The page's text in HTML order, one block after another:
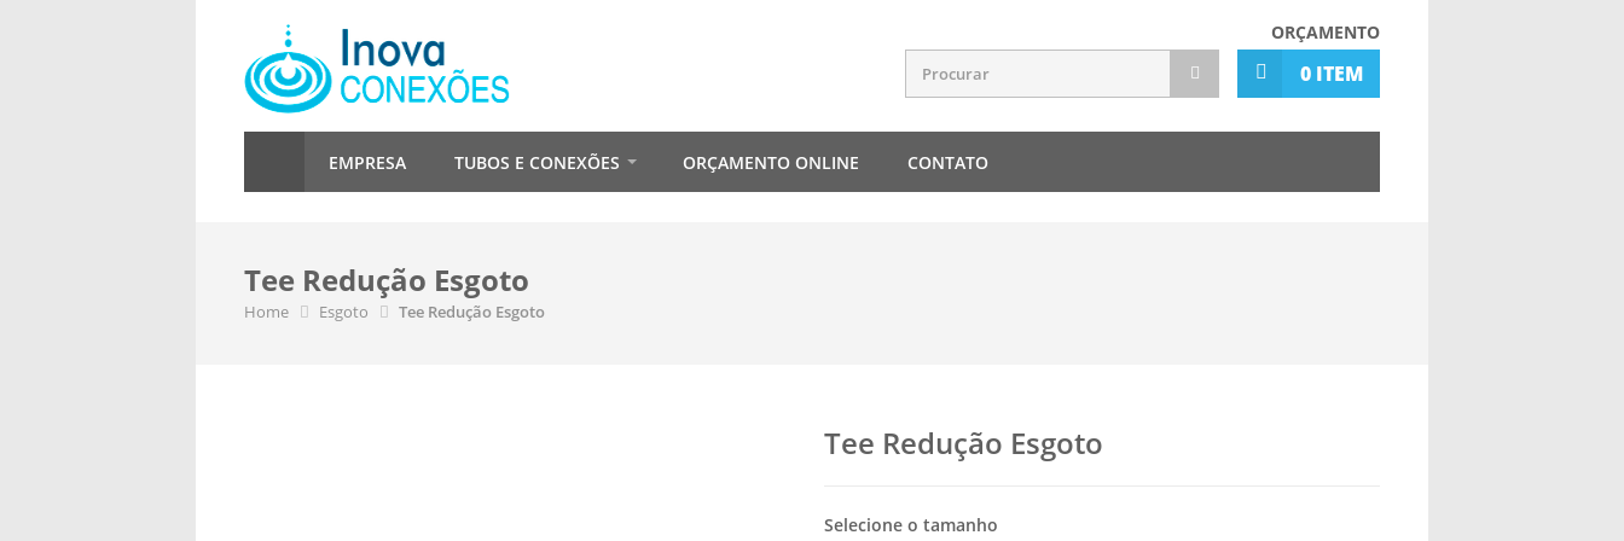
ORÇAMENTO
0 ITEM
EMPRESA TUBOS E CONEXÕES ORÇAMENTO ONLINE CONTATO
Tee Redução Esgoto
Home Esgoto Tee Redução Esgoto
Tee Redução Esgoto
Selecione o tamanho